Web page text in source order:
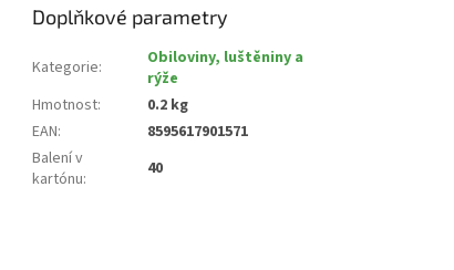
Doplňkové parametry
Kategorie:
Obiloviny, luštěniny a
rýže
Hmotnost:
0.2 kg
EAN:
8595617901571
Balení v
kartónu: 40